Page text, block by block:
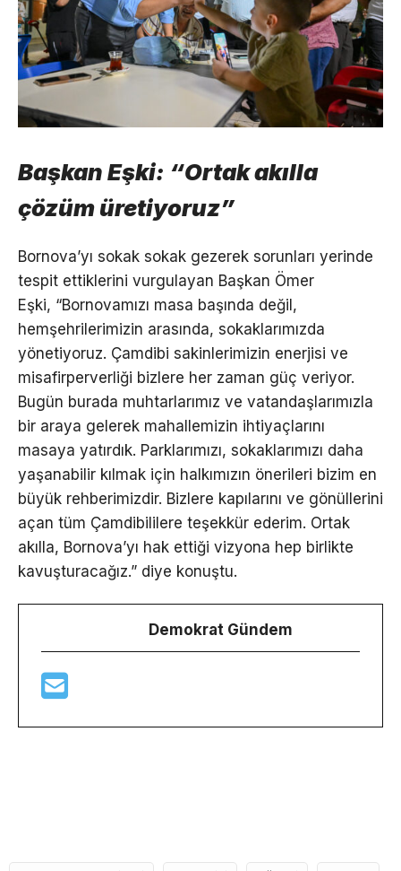
Başkan Eşki: “Ortak akılla
çözüm üretiyoruz”
Bornova’yı sokak sokak gezerek sorunları yerinde
tespit ettiklerini vurgulayan Başkan Ömer
Eşki, “Bornovamızı masa başında değil,
hemşehrilerimizin arasında, sokaklarımızda
yönetiyoruz. Çamdibi sakinlerimizin enerjisi ve
misafirperverliği bizlere her zaman güç veriyor.
Bugün burada muhtarlarımız ve vatandaşlarımızla
bir araya gelerek mahallemizin ihtiyaçlarını
masaya yatırdık. Parklarımızı, sokaklarımızı daha
yaşanabilir kılmak için halkımızın önerileri bizim en
büyük rehberimizdir. Bizlere kapılarını ve gönüllerini
açan tüm Çamdibililere teşekkür ederim. Ortak
akılla, Bornova’yı hak ettiği vizyona hep birlikte
kavuşturacağız.” diye konuştu.
Demokrat Gündem